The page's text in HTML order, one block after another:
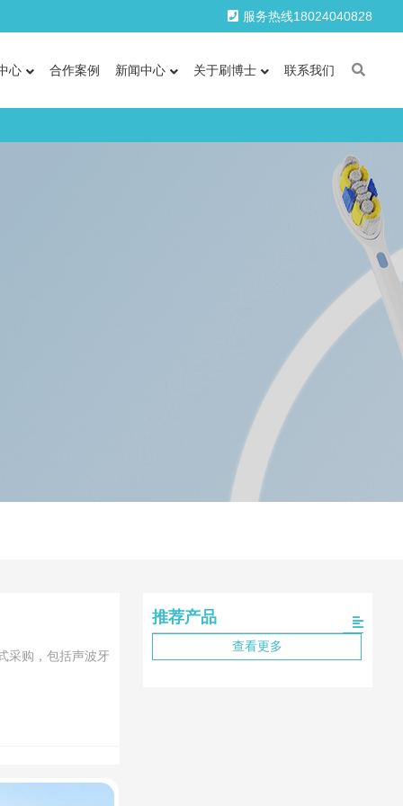
服务热线18024040828
心 合作案例 新闻中心 关于刷博士 联系我们
采购，包括声波牙
推荐产品
查看更多